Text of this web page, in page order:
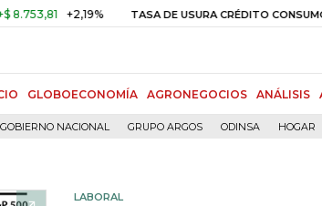
+2,19% TASA DE USURA CRÉDITO CONSUMO
GLOBOECONOMÍA AGRONEGOCIOS ANÁLISIS
GOBIERNO NACIONAL GRUPO ARGOS ODINSA HOGAR
LABORAL